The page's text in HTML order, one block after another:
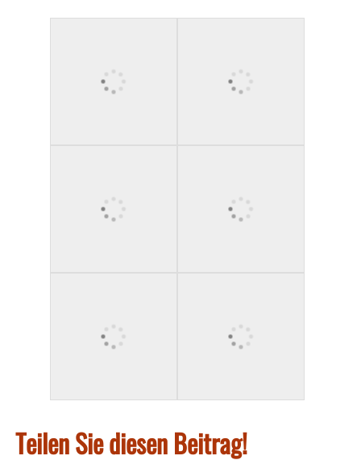
Teilen Sie diesen Beitrag!